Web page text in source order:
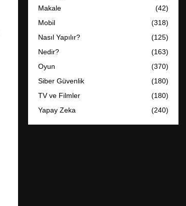
Makale
(42)
Mobil
(318)
Nasıl Yapılır?
(125)
Nedir?
(163)
Oyun
(370)
Siber Güvenlik
(180)
TV ve Filmler
(180)
Yapay Zeka
(240)